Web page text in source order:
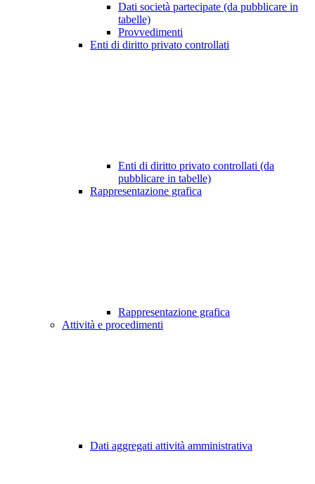
Dati società partecipate (da pubblicare in
tabelle)
Provvedimenti
Enti di diritto privato controllati
Enti di diritto privato controllati (da
pubblicare in tabelle)
Rappresentazione grafica
Rappresentazione grafica
Attività e procedimenti
Dati aggregati attività amministrativa